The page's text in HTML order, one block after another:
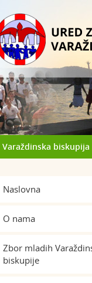
Varaždinska biskupija
Naslovna
O nama
Zbor mladih
biskupije